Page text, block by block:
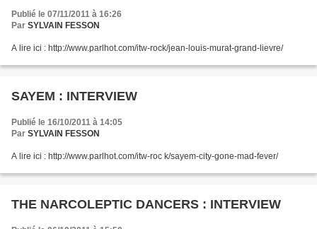
Publié le 07/11/2011 à 16:26
Par SYLVAIN FESSON
A lire ici : http://www.parlhot.com/itw-rock/jean-louis-murat-grand-lievre/
SAYEM : INTERVIEW
Publié le 16/10/2011 à 14:05
Par SYLVAIN FESSON
A lire ici : http://www.parlhot.com/itw-roc k/sayem-city-gone-mad-fever/
THE NARCOLEPTIC DANCERS : INTERVIEW